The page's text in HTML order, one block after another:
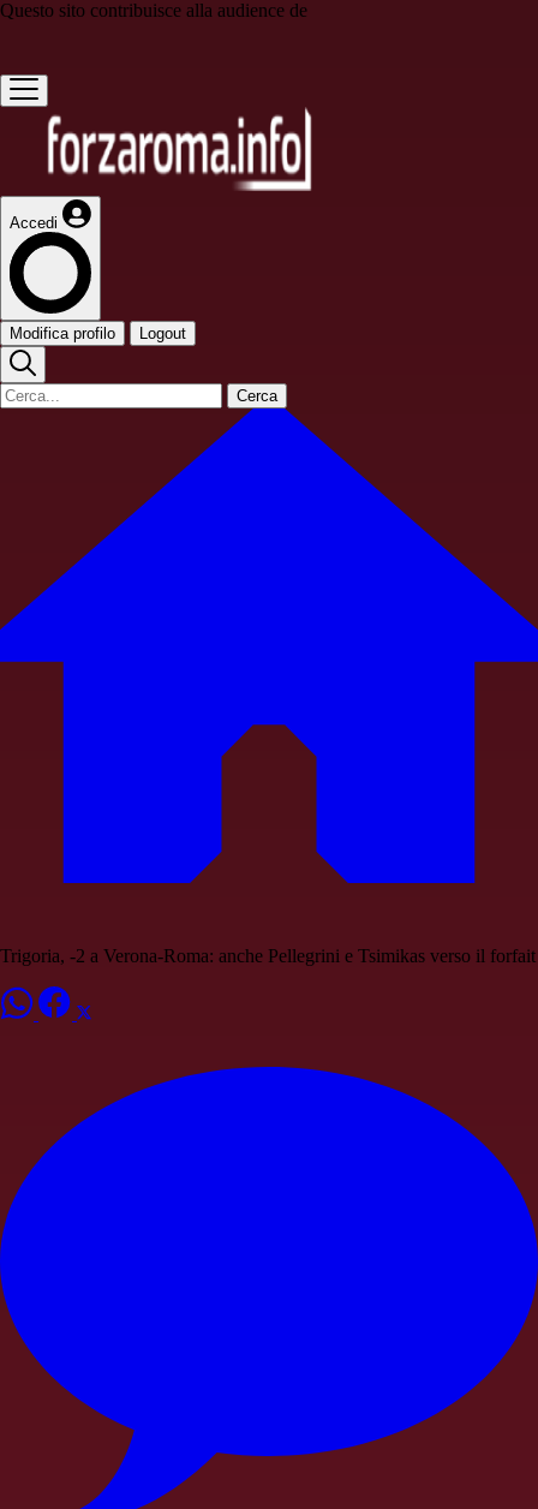
Questo sito contribuisce alla audience de
Accedi
Modifica profilo Logout
Cerca
Trigoria, -2 a Verona-Roma: anche Pellegrini e Tsimikas verso il forfait